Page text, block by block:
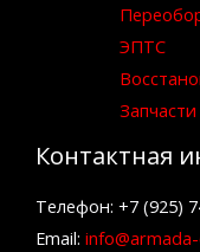
ЭПТС
Запчасти
Контактная
Телефон: +7 (925)
Email: